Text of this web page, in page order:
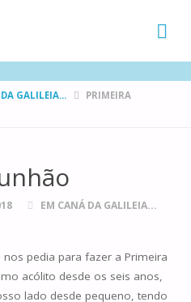
GALILEIA...
PRIMEIRA
EM CANÁ DA GALILEIA...
pedia para fazer a Primeira
acólito desde os seis anos,
lado desde pequeno, tendo